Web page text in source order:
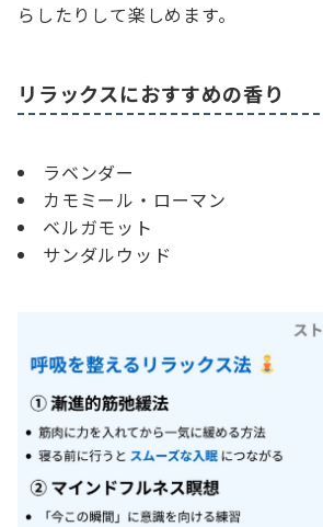
らしたりして楽しめます。
リラックスにおすすめの香り
ラベンダー
カモミール・ローマン
ベルガモット
サンダルウッド